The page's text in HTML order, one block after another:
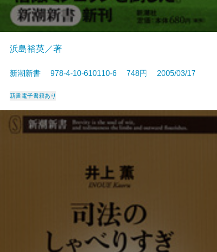
浜島裕英／著
新潮新書 978-4-10-610110-6 748円 2005/03/17
新書電子書籍あり